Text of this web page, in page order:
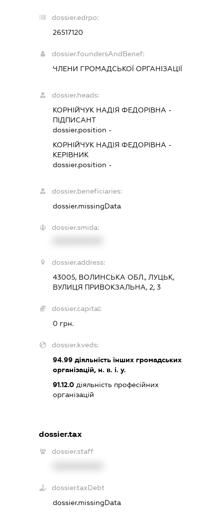
dossier.edrpo:
26517120
dossier.foundersAndBenef:
ЧЛЕНИ ГРОМАДСЬКОЇ ОРГАНІЗАЦІЇ
dossier.heads:
КОРНІЙЧУК НАДІЯ ФЕДОРІВНА -
ПІДПИСАНТ
dossier.position -
КОРНІЙЧУК НАДІЯ ФЕДОРІВНА -
КЕРІВНИК
dossier.position -
dossier.beneficiaries:
dossier.missingData
dossier.smida:
dossier.address:
43005, ВОЛИНСЬКА ОБЛ., ЛУЦЬК,
ВУЛИЦЯ ПРИВОКЗАЛЬНА, 2, 3
dossier.capital:
0 грн.
dossier.kveds:
94.99 діяльність інших громадських
організацій, н. в. і. у.
91.12.0 діяльність професійних
організацій
dossier.tax
dossier.staff
dossier.taxDebt
dossier.missingData